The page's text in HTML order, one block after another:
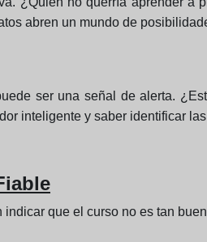
abren un mundo de
ser una señal de alerta.
inteligente y saber identificar
que el curso no es tan